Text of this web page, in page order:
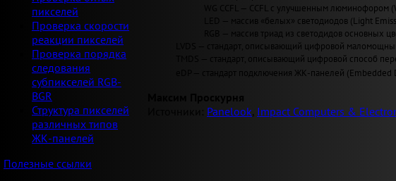
пикселей
Проверка скорости
реакции пикселей
Проверка порядка
следования
субпикселей RGB-
BGR
Структура пикселей
различных типов
ЖК-панелей
Полезные ссылки
WG CCFL — CCFL с улучшенным
LED — массив «белых» светодиодов (Light
RGB — массив триад из светодидов основных
LVDS — стандарт, описывающий цифровой
TMDS — стандарт, описывающий цифровой способ
eDP — стандарт подключения ЖК-панелей
Максим Проскурня
Panelook, Impact Computers &